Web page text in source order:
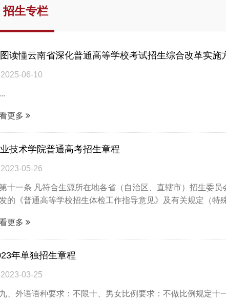
生专栏
读懂云南省深化普通高等学校考试招生综合改革实施
06-10
更多
技术学院普通高考招生章程
05-26
十一条 凡符合生源所在地各省（自治区、直辖市）招生委
的《普通高等学校招生体检工作指导意见》及有关规定（特
更多
年单独招生章程
03-25
、外语语种要求：不限十、男女比例要求：不做比例规定十